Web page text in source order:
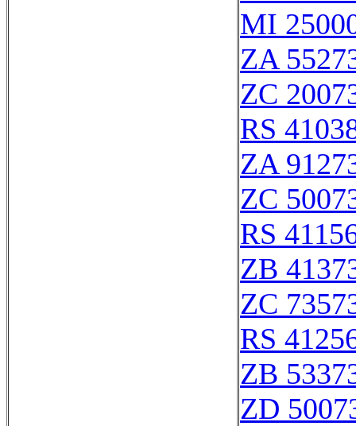
MI
ZA
ZC
RS
ZA
ZC
RS
ZB
ZC
RS
ZB
ZD